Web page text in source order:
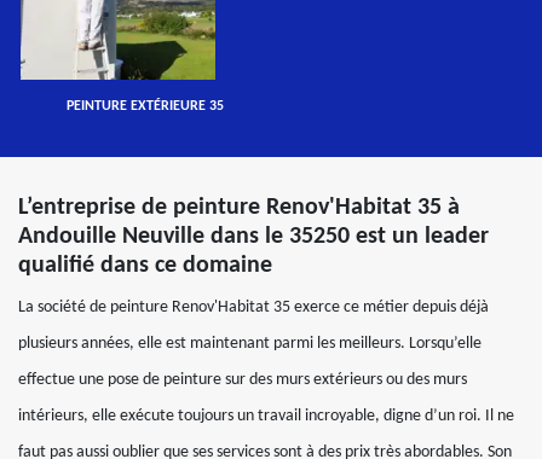
PEINTURE EXTÉRIEURE 35
L’entreprise de peinture Renov'Habitat 35 à
Andouille Neuville dans le 35250 est un leader
qualifié dans ce domaine
La société de peinture Renov'Habitat 35 exerce ce métier depuis déjà
plusieurs années, elle est maintenant parmi les meilleurs. Lorsqu’elle
effectue une pose de peinture sur des murs extérieurs ou des murs
intérieurs, elle exécute toujours un travail incroyable, digne d’un roi. Il ne
faut pas aussi oublier que ses services sont à des prix très abordables. Son